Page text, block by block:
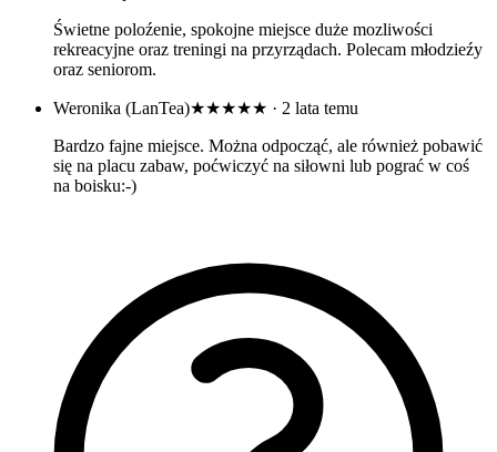
Świetne poloźenie, spokojne miejsce duże mozliwości
rekreacyjne oraz treningi na przyrządach. Polecam młodzieźy
oraz seniorom.
Weronika (LanTea)★★★★★ · 2 lata temu
Bardzo fajne miejsce. Można odpocząć, ale również pobawić
się na placu zabaw, poćwiczyć na siłowni lub pograć w coś
na boisku:-)